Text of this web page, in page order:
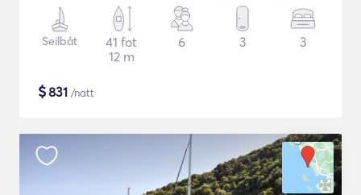
Seilbåt
41 fot
12 m
6 3 3
$831 /natt